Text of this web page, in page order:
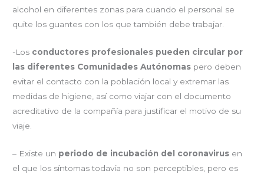
alcohol en diferentes zonas para cuando el personal se
quite los guantes con los que también debe trabajar.
-Los conductores profesionales pueden circular por
las diferentes Comunidades Autónomas pero deben
evitar el contacto con la población local y extremar las
medidas de higiene, así como viajar con el documento
acreditativo de la compañía para justificar el motivo de su
viaje.
– Existe un periodo de incubación del coronavirus en
el que los síntomas todavía no son perceptibles, pero es